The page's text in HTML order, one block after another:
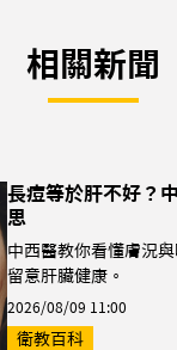
相關新聞
長痘等於肝不好？
思
中西醫教你看懂膚況
留意肝臟健康。
2026/08/09 11:00
衛教百科